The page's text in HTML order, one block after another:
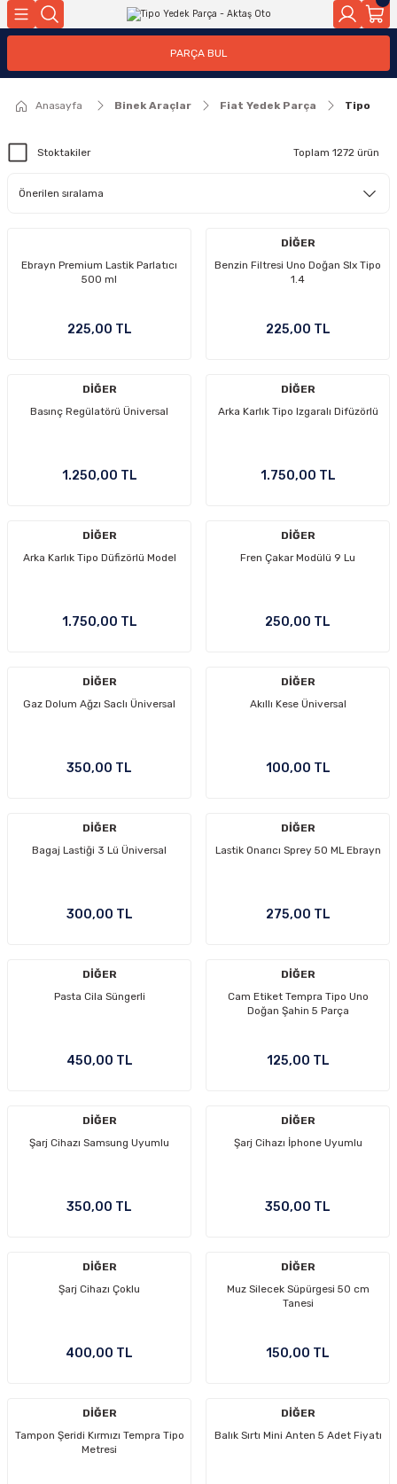
Geri Dön
Geri Dön
PARÇA BUL
Anasayfa Binek Araçlar Fiat Yedek Parça Tipo
Stoktakiler Toplam 1272 ürün
Ebrayn Premium Lastik Parlatıcı
500 ml
225,00 TL
DİĞER
Benzin Filtresi Uno Doğan Slx Tipo
1.4
225,00 TL
DİĞER
Basınç Regülatörü Üniversal
1.250,00 TL
DİĞER
Arka Karlık Tipo Izgaralı Difüzörlü
1.750,00 TL
DİĞER
Arka Karlık Tipo Düfizörlü Model
1.750,00 TL
DİĞER
Fren Çakar Modülü 9 Lu
250,00 TL
DİĞER
Gaz Dolum Ağzı Saclı Üniversal
350,00 TL
DİĞER
Akıllı Kese Üniversal
100,00 TL
DİĞER
Bagaj Lastiği 3 Lü Üniversal
300,00 TL
DİĞER
Lastik Onarıcı Sprey 50 ML Ebrayn
275,00 TL
DİĞER
Pasta Cila Süngerli
450,00 TL
DİĞER
Cam Etiket Tempra Tipo Uno
Doğan Şahin 5 Parça
125,00 TL
DİĞER
Şarj Cihazı Samsung Uyumlu
350,00 TL
DİĞER
Şarj Cihazı İphone Uyumlu
350,00 TL
DİĞER
Şarj Cihazı Çoklu
400,00 TL
DİĞER
Muz Silecek Süpürgesi 50 cm
Tanesi
150,00 TL
DİĞER
Tampon Şeridi Kırmızı Tempra Tipo
Metresi
DİĞER
Balık Sırtı Mini Anten 5 Adet Fiyatı